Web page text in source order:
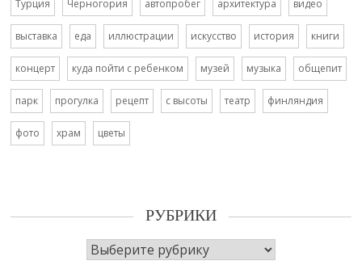
Турция Черногория автопробег архитектура видео
выставка еда иллюстрации искусство история книги
концерт куда пойти с ребенком музей музыка общепит
парк прогулка рецепт с высоты театр финляндия
фото храм цветы
РУБРИКИ
Рубрики